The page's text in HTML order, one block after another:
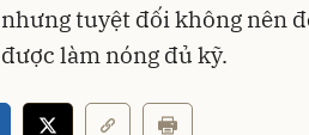
nhưng tuyệt đối không nên
được làm nóng đủ kỹ.